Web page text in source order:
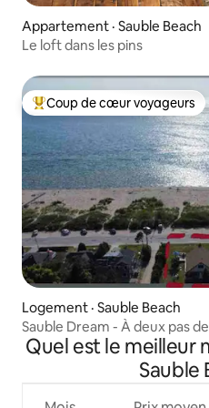
Appartement · Sauble Beach
Le loft dans les pins
Coup de cœur voyageurs
Coup de cœur voyageurs
Logement · Sauble Beach
Sauble Dream - À deux pas
feux de camp
Quel est le meilleur
Sauble